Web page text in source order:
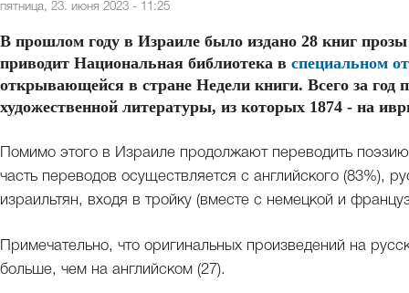
пятница, 23. июня 2023 - 11:25
В прошлом году в Израиле было издано 28 книг
приводит Национальная библиотека в специальном
открывающейся в стране Недели книги. Всего за год
художественной литературы, из которых 1874 - на
Помимо этого в Израиле продолжают переводить
часть переводов осуществляется с английского (83%),
израильтян, входя в тройку (вместе с немецкой и
Примечательно, что оригинальных произведений на
больше, чем на английском (27).